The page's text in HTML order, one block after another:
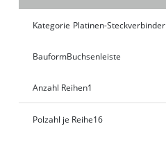
Kategorie Platinen-Steckverbinder
BauformBuchsenleiste
Anzahl Reihen1
Polzahl je Reihe16